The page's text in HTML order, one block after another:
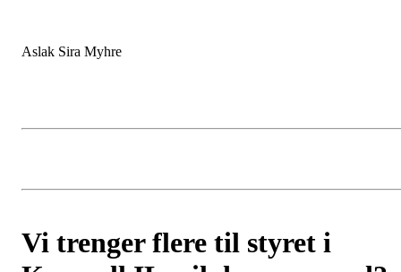
Aslak Sira Myhre
Vi trenger flere til styret i